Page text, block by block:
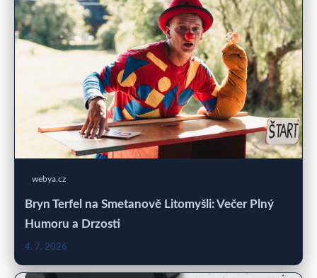
webya.cz
Bryn Terfel na Smetanově Litomyšli: Večer Plný
Humoru a Drzosti
4. 7. 2026